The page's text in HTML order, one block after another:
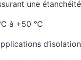
une
à +50 °C